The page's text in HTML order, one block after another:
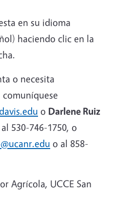
en su idioma
haciendo clic en la
o necesita
o Darlene Ruiz
530-746-1750, o
o al 858-
Agrícola, UCCE San